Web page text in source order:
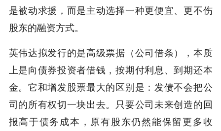
是被动求援，而是主动选择一种更便宜、更不伤
股东的融资方式。
英伟达拟发行的是高级票据（公司借条），本质
上是向债券投资者借钱，按期付利息、到期还本
金。它和增发股票最大的区别是：发债不会把公
司的所有权切一块出去。只要公司未来创造的回
报高于债务成本，原有股东仍然能保留更多收